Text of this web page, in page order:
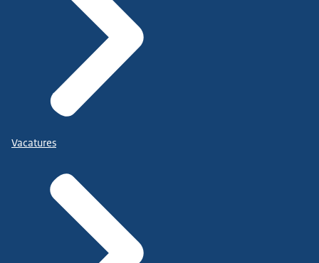
Vacatures